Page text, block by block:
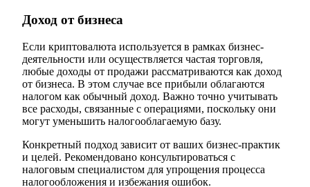
Доход от бизнеса
Если криптовалюта используется в рамках бизнес-
деятельности или осуществляется частая торговля,
любые доходы от продажи рассматриваются как доход
от бизнеса. В этом случае все прибыли облагаются
налогом как обычный доход. Важно точно учитывать
все расходы, связанные с операциями, поскольку они
могут уменьшить налогооблагаемую базу.
Конкретный подход зависит от ваших бизнес-практик
и целей. Рекомендовано консультироваться с
налоговым специалистом для упрощения процесса
налогообложения и избежания ошибок.